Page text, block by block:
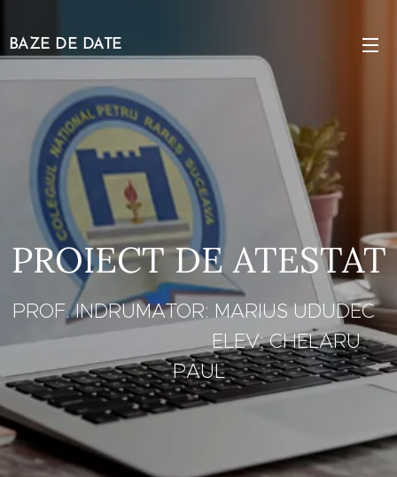
BAZE DE DATE
PROIECT DE ATESTAT
PROF. INDRUMATOR: MARIUS UDUDEC
ELEV: CHELARU
PAUL